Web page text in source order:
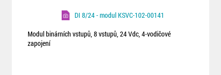
DI 8/24 - modul KSVC-102-00141
Modul binárních vstupů, 8 vstupů, 24 Vdc, 4-vodičové
zapojení